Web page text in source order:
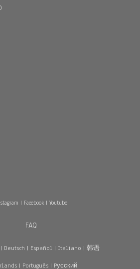
| Facebook| Youtube
FAQ
| Deutsch | Español | Italiano | 韩语
| Português| Pусский